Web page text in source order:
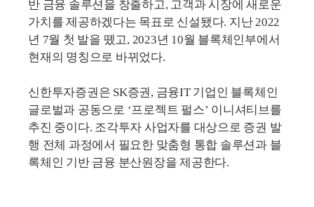
반 금융 솔루션을 창출하고, 고객과 시장에 새로운
가치를 제공하겠다는 목표로 신설됐다. 지난 2022
년 7월 첫 발을 뗐고, 2023년 10월 블록체인부에서
현재의 명칭으로 바뀌었다.
신한투자증권은 SK증권, 금융IT 기업인 블록체인
글로벌과 공동으로 ‘프로젝트 펄스’ 이니셔티브를
추진 중이다. 조각투자 사업자를 대상으로 증권 발
행 전체 과정에서 필요한 맞춤형 통합 솔루션과 블
록체인 기반 금융 분산원장을 제공한다.